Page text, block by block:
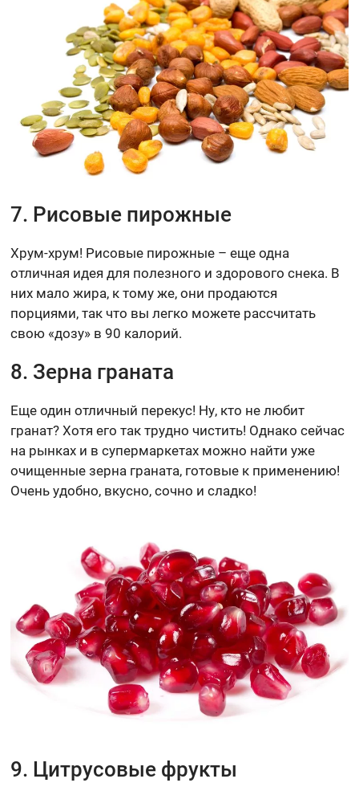
7. Рисовые пирожные
Хрум-хрум! Рисовые пирожные – еще одна
отличная идея для полезного и здорового снека. В
них мало жира, к тому же, они продаются
порциями, так что вы легко можете рассчитать
свою «дозу» в 90 калорий.
8. Зерна граната
Еще один отличный перекус! Ну, кто не любит
гранат? Хотя его так трудно чистить! Однако сейчас
на рынках и в супермаркетах можно найти уже
очищенные зерна граната, готовые к применению!
Очень удобно, вкусно, сочно и сладко!
9. Цитрусовые фрукты